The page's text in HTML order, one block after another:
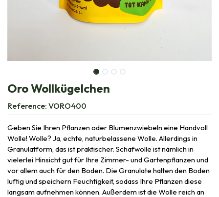
Oro Wollkügelchen
Reference: VORO400
Geben Sie Ihren Pflanzen oder Blumenzwiebeln eine Handvoll
Wolle! Wolle? Ja, echte, naturbelassene Wolle. Allerdings in
Granulatform, das ist praktischer. Schafwolle ist nämlich in
vielerlei Hinsicht gut für Ihre Zimmer- und Gartenpflanzen und
vor allem auch für den Boden. Die Granulate halten den Boden
luftig und speichern Feuchtigkeit, sodass Ihre Pflanzen diese
langsam aufnehmen können. Außerdem ist die Wolle reich an